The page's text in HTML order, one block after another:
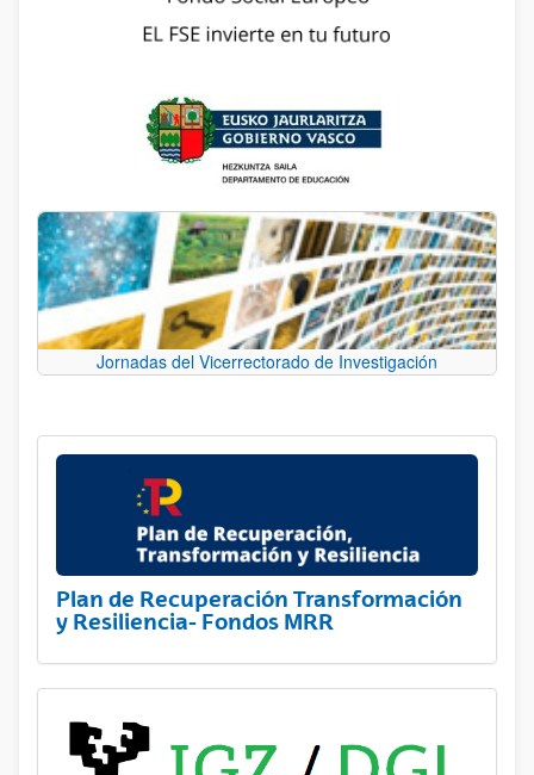
Jornadas del Vicerrectorado de Investigación
Plan de Recuperación Transformación
y Resiliencia- Fondos MRR